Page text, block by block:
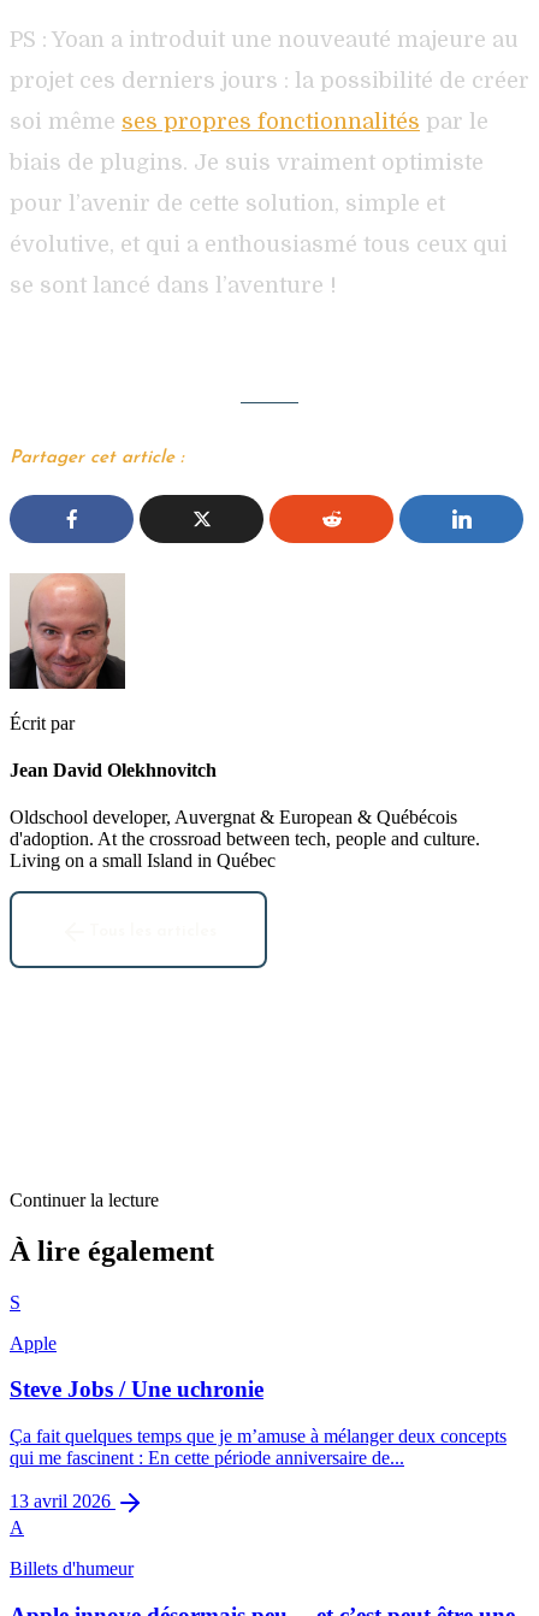
PS : Yoan a introduit une nouveauté majeure au
projet ces derniers jours : la possibilité de créer
soi même ses propres fonctionnalités par le
biais de plugins. Je suis vraiment optimiste
pour l’avenir de cette solution, simple et
évolutive, et qui a enthousiasmé tous ceux qui
se sont lancé dans l’aventure !
Partager cet article :
Écrit par
Jean David Olekhnovitch
Oldschool developer, Auvergnat & European & Québécois
d'adoption. At the crossroad between tech, people and culture.
Living on a small Island in Québec
Continuer la lecture
À lire également
S
Apple
Steve Jobs / Une uchronie
Ça fait quelques temps que je m’amuse à mélanger deux concepts
qui me fascinent : En cette période anniversaire de...
13 avril 2026
A
Billets d'humeur